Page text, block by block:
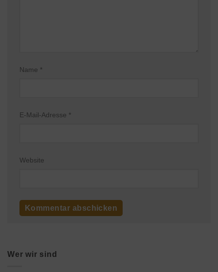
Name *
E-Mail-Adresse *
Website
Wer wir sind